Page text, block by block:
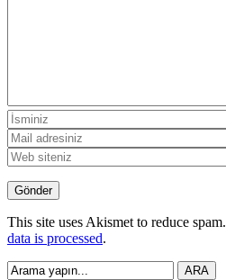
This site uses Akismet to reduce spam.
data is processed.